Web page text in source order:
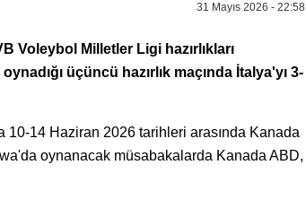
31 Mayıs 2026 - 22:58
Voleybol Milletler Ligi hazırlıkları
üçüncü hazırlık maçında İtalya'yı 3-
14 Haziran 2026 tarihleri arasında Kanada
oynanacak müsabakalarda Kanada ABD,